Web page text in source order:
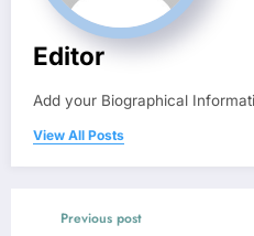
Editor
Add your Biographical
View All Posts
Previous post